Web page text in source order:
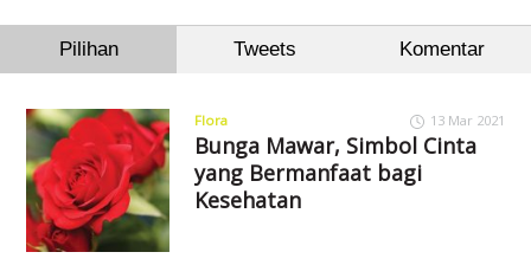
Pilihan Tweets Komentar
Flora 13 Mar 2021
Bunga Mawar, Simbol Cinta
yang Bermanfaat bagi
Kesehatan